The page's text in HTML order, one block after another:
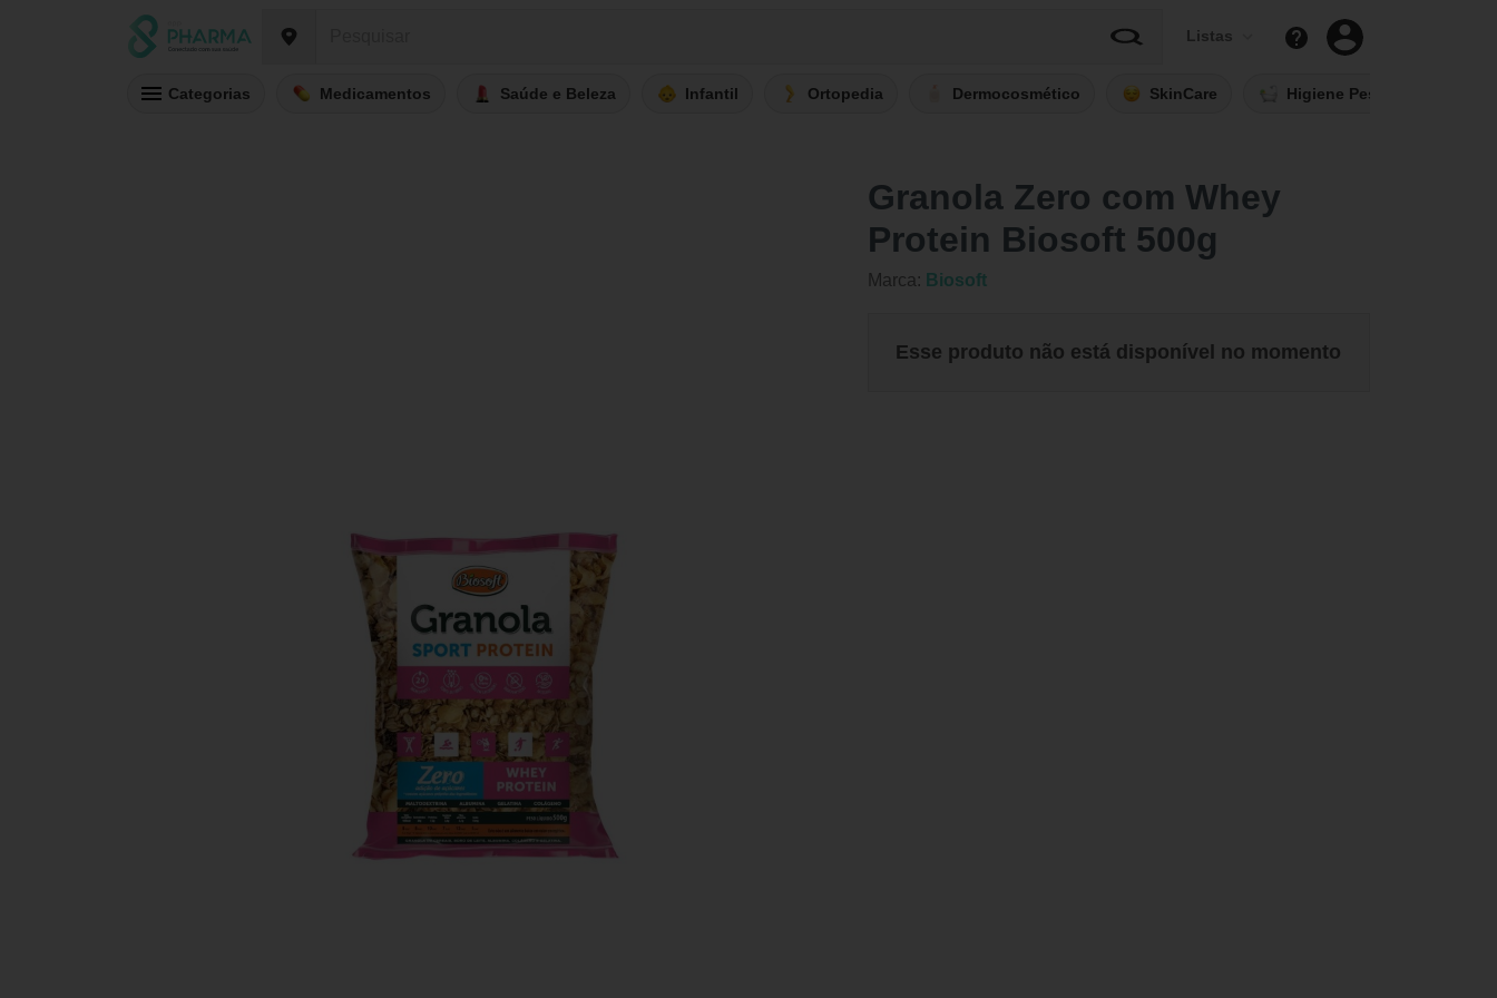
Listas
Categorias Medicamentos Saúde e Beleza Infantil Ortopedia Dermocosmético SkinCare Higiene Pessoal
Granola Zero com Whey
Protein Biosoft 500g
Marca: Biosoft
Esse produto não está disponível no momento